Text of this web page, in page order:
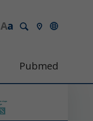
a
A
Pubmed